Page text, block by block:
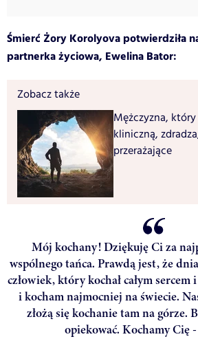
Śmierć Żory Korolyova potwierdziła
partnerka życiowa, Ewelina Bator:
Zobacz także
Mężczyzna, który
kliniczną,
przerażające
Mój kochany! Dziękuję Ci za
wspólnego tańca. Prawdą jest, że
człowiek, który kochał całym sercem
i kocham najmocniej na świecie.
złożą się kochanie tam na górze.
opiekować. Kochamy Cię -